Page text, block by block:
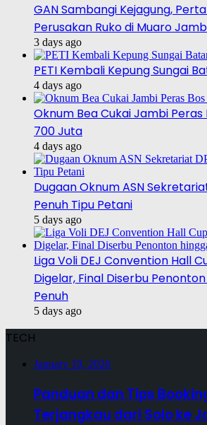
GAN Sambangi Kejagung,
Perusakan Ruko di Muaro
3 days ago
PETI Kembali Kepung Sungai
4 days ago
Oknum Bea Cukai Jambi Peras
700 Juta
4 days ago
Dugaan Oknum ASN
Penuh Tipu Petani
5 days ago
Liga Voli DEJ Convention Hall
Digelar, Final Diserbu
Penuh
5 days ago
TECH
January 19, 2026
Panduan dan Tips
Terjangkau dari Solo ke